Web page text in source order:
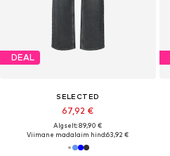
DEAL
SELECTED
67,92 €
Algselt: 89,90 €
Viimane madalaim hind:63,92 €